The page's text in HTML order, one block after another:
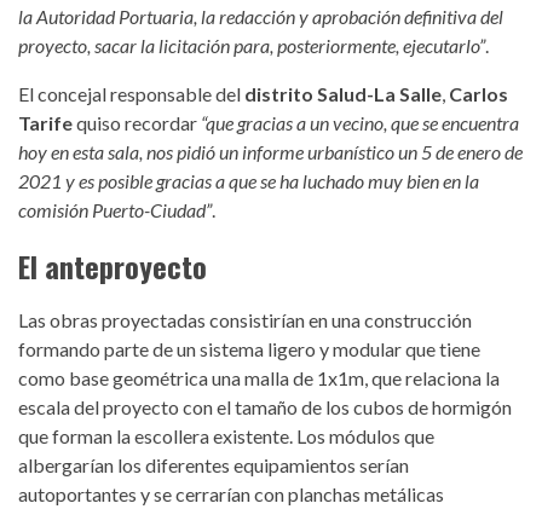
la Autoridad Portuaria, la redacción y aprobación definitiva del
proyecto, sacar la licitación para, posteriormente, ejecutarlo”.
El concejal responsable del distrito Salud-La Salle Carlos
Tarifequiso recordar “que gracias a un vecino, que se encuentra
hoy en esta sala, nos pidió un informe urbanístico un 5 de enero de
2021 y es posible gracias a que se ha luchado muy bien en la
comisión Puerto-Ciudad”.
El anteproyecto
Las obras proyectadas consistirían en una construcción
formando parte de un sistema ligero y modular que tiene
como base geométrica una malla de 1x1m, que relaciona la
escala del proyecto con el tamaño de los cubos de hormigón
que forman la escollera existente. Los módulos que
albergarían los diferentes equipamientos serían
autoportantes y se cerrarían con planchas metálicas